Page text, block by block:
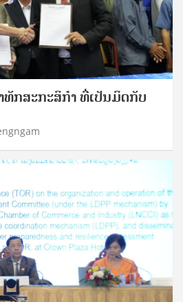
ກສະກະສິກຳ ທີ່ເປັນມິດກັບ